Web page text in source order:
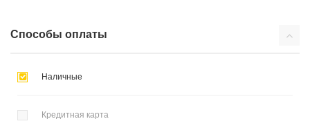
Способы оплаты
Наличные
Кредитная карта